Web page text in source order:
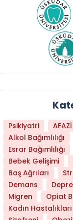
Daha Az
Psikiyatri AFAZİ
Alkol Bağımlılığı
Esrar Bağımlılığı
Bebek Gelişimi
Baş Ağrıları
Demans
Migren
Opiat
Kadın Hastalıkları